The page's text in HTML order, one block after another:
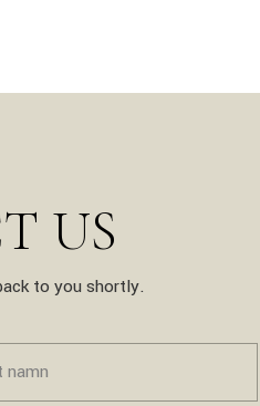
US
to you shortly.